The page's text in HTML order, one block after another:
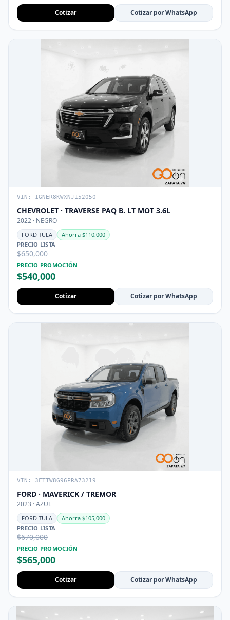
Cotizar Cotizar por WhatsApp
VIN: 1GNER8KWXNJ152050
CHEVROLET · TRAVERSE PAQ B. LT MOT 3.6L
2022 · NEGRO
FORD TULA
Ahorra $110,000
PRECIO LISTA
$650,000
PRECIO PROMOCIÓN
$540,000
Cotizar Cotizar por WhatsApp
VIN: 3FTTW8G96PRA73219
FORD · MAVERICK / TREMOR
2023 · AZUL
FORD TULA
Ahorra $105,000
PRECIO LISTA
$670,000
PRECIO PROMOCIÓN
$565,000
Cotizar Cotizar por WhatsApp